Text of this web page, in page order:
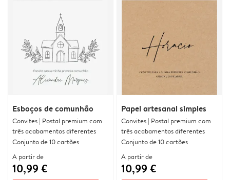
Esboços de comunhão
Convites | Postal premium com
três acabamentos diferentes
Conjunto de 10 cartões
A partir de
10,99 €
Papel artesanal simples
Convites | Postal premium com
três acabamentos diferentes
Conjunto de 10 cartões
A partir de
10,99 €